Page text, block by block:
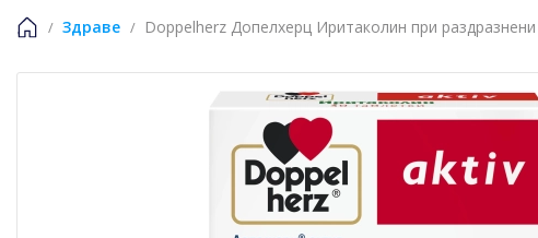
Здраве Doppelherz Допелхерц Иритаколин при